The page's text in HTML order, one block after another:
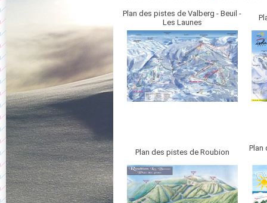
Plan des pistes de Valberg - Beuil -
Les Launes
Plan des pistes de Roubion Plan